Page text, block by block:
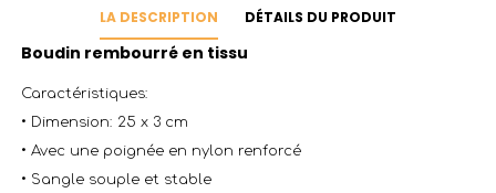
LA DESCRIPTION DÉTAILS DU PRODUIT
Boudin rembourré en tissu
Caractéristiques:
• Dimension: 25 x 3 cm
• Avec une poignée en nylon renforcé
• Sangle souple et stable